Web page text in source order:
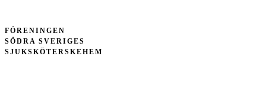
FÖRENINGEN
SÖDRA SVERIGES
SJUKSKÖTERSKEHEM